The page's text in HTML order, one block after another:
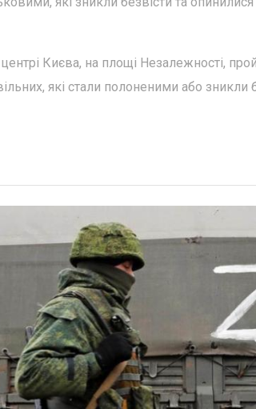
Києва, на площі Незалежності,
які стали полоненими або зникли